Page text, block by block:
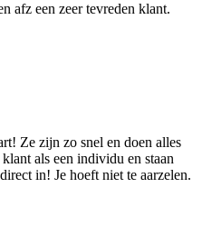
afz een zeer tevreden klant.
Ze zijn zo snel en doen alles
als een individu en staan
in! Je hoeft niet te aarzelen.